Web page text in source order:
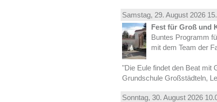
Samstag, 29. August 2026
Fest für Groß und
Buntes Programm
mit dem Team der
"Die Eule findet den Beat mit
Grundschule Großstädteln,
Sonntag, 30. August 2026